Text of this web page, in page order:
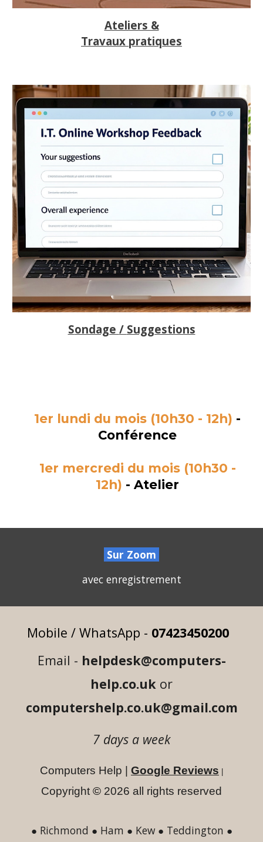
Ateliers &
Travaux pratiques
Sondage / Suggestions
1er lundi du mois (10h30 - 12h) -
Conférence
1er mercredi du mois (10h30 -
12h) - Atelier
Sur Zoom
avecenregistrement
Mobile / WhatsApp - 07423450200
Email - helpdesk@computers-
help.co.uk or
computershelp.co.uk@gmail.com
7 days a week
Computers Help | Google Reviews
Copyright © 2026 a ll rights reserved
● Richmond ● Ham ● Kew ● Teddington ●